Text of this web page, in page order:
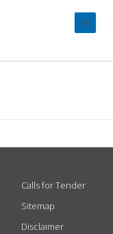
Calls for Tender
Sitemap
Disclaimer